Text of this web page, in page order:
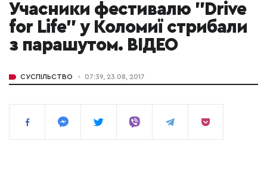
Учасники фестивалю "Drive
for Life" у Коломиї стрибали
з парашутом. ВІДЕО
СУСПІЛЬСТВО 07:39, 23.08, 2017